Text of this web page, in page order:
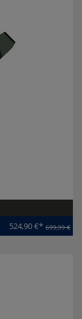
524,90 €* 699,99 €